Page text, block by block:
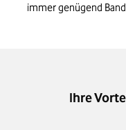
immer genügend
Ihre